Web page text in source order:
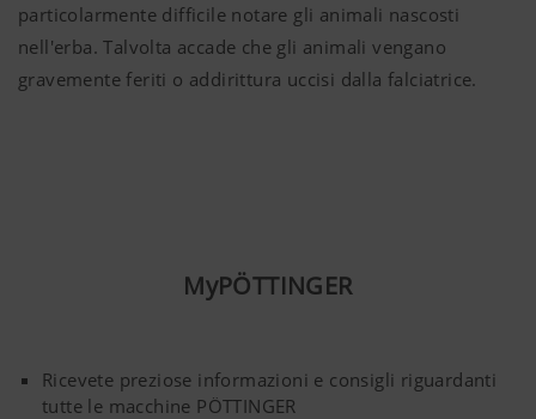
particolarmente difficile notare gli animali nascosti
nell'erba. Talvolta accade che gli animali vengano
gravemente feriti o addirittura uccisi dalla falciatrice.
MyPÖTTINGER
Ricevete preziose informazioni e consigli riguardanti
tutte le macchine PÖTTINGER